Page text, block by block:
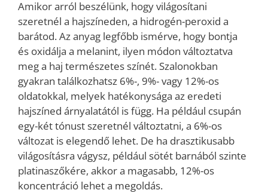
Amikor arról beszélünk, hogy világosítani
szeretnél a hajszíneden, a hidrogén-peroxid a
barátod. Az anyag legfőbb ismérve, hogy bontja
és oxidálja a melanint, ilyen módon változtatva
meg a haj természetes színét. Szalonokban
gyakran találkozhatsz 6%-, 9%- vagy 12%-os
oldatokkal, melyek hatékonysága az eredeti
hajszíned árnyalatától is függ. Ha például csupán
egy-két tónust szeretnél változtatni, a 6%-os
változat is elegendő lehet. De ha drasztikusabb
világosításra vágysz, például sötét barnából szinte
platinaszőkére, akkor a magasabb, 12%-os
koncentráció lehet a megoldás.